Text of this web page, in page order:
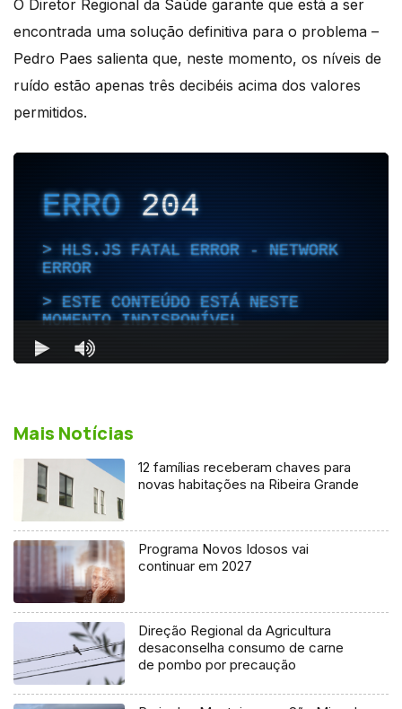
O Diretor Regional da Saúde garante que está a ser
encontrada uma solução definitiva para o problema –
Pedro Paes salienta que, neste momento, os níveis de
ruído estão apenas três decibéis acima dos valores
permitidos.
Mais Notícias
12 famílias receberam chaves para
novas habitações na Ribeira Grande
Programa Novos Idosos vai
continuar em 2027
Direção Regional da Agricultura
desaconselha consumo de carne
de pombo por precaução